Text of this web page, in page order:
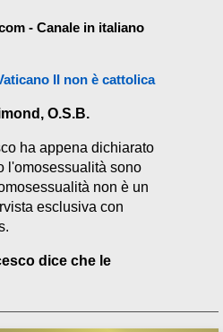
- Canale in italiano
II non è cattolica
O.S.B.
ha appena dichiarato
l'omosessualità sono
non è un
esclusiva con
dice che le